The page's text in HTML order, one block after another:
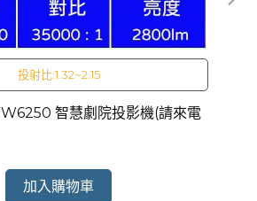
投射比:1.32~2.15
智慧劇院投影機(請來電
加入購物車